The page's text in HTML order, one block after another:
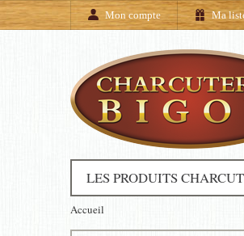
Mon compte Ma
LES PRODUITS
Accueil